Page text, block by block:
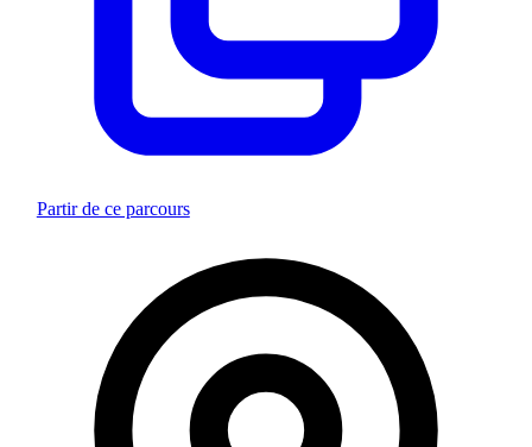
Partir de ce parcours